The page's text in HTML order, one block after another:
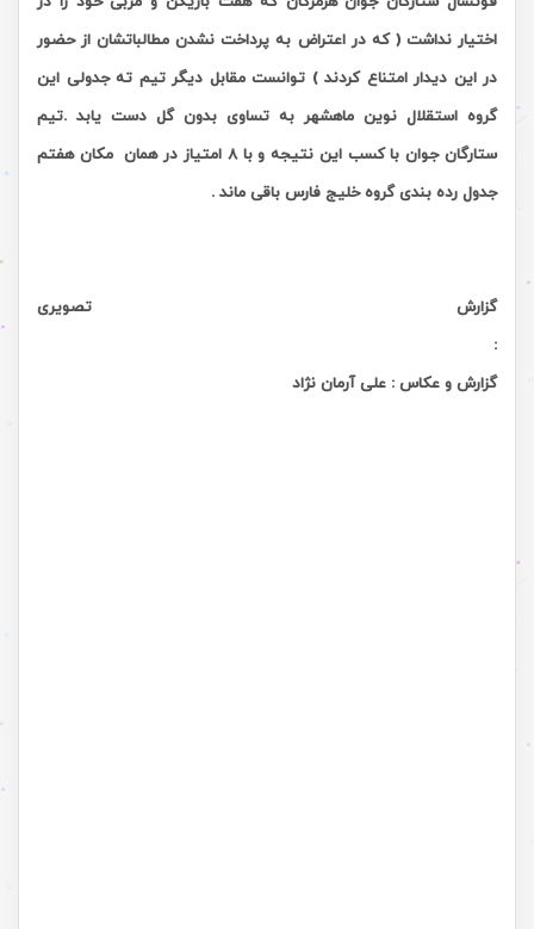
اختیار نداشت ( که در اعتراض به پرداخت نشدن مطالباتشان از حضور
در این دیدار امتناع کردند ) توانست مقابل دیگر تیم ته جدولی این
گروه استقلال نوین ماهشهر به تساوی بدون گل دست یابد .تیم
ستارگان جوان با کسب این نتیجه و با 8 امتیاز در همان
مکان هفتم
جدول رده بندی گروه خلیج فارس باقی ماند .
گزارش تصویری
:
گزارش و عکاس : علی آرمان نژاد